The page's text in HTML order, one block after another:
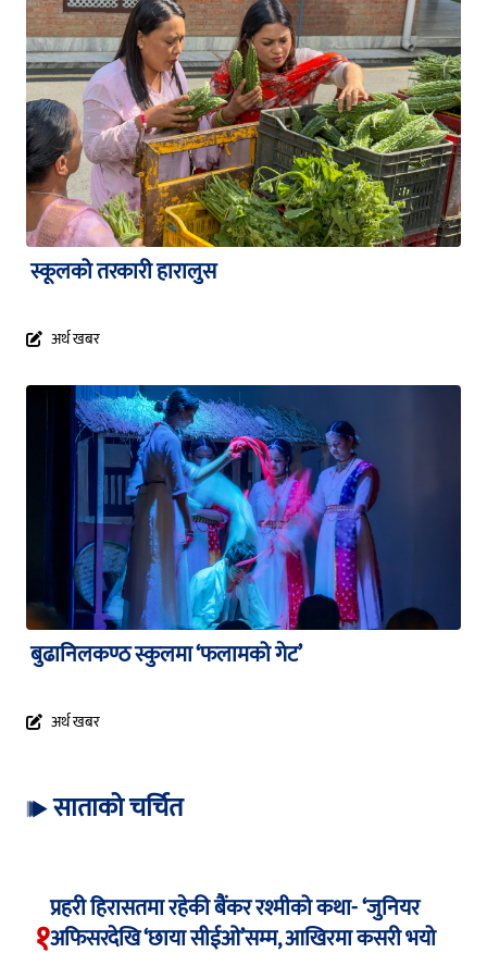
स्कूलको तरकारी हारालुस
अर्थ खबर
बुढानिलकण्ठ स्कुलमा ‘फलामको गेट’
अर्थ खबर
साताको चर्चित
१
प्रहरी हिरासतमा रहेकी बैंकर रश्मीको कथा- ‘जुनियर
अफिसरदेखि ‘छाया सीईओ’सम्म, आखिरमा कसरी भयो